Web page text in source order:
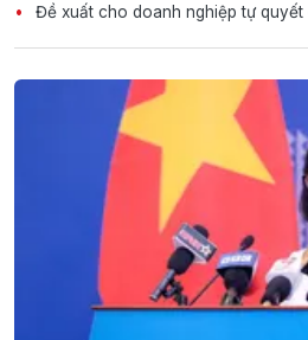
Đề xuất cho doanh nghiệp tự quyết